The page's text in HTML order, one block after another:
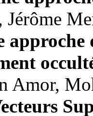
Jérôme
approche
Amor,